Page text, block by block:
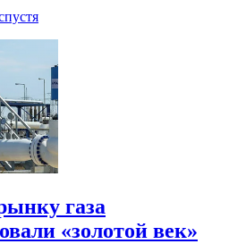
газа
«золотой век»